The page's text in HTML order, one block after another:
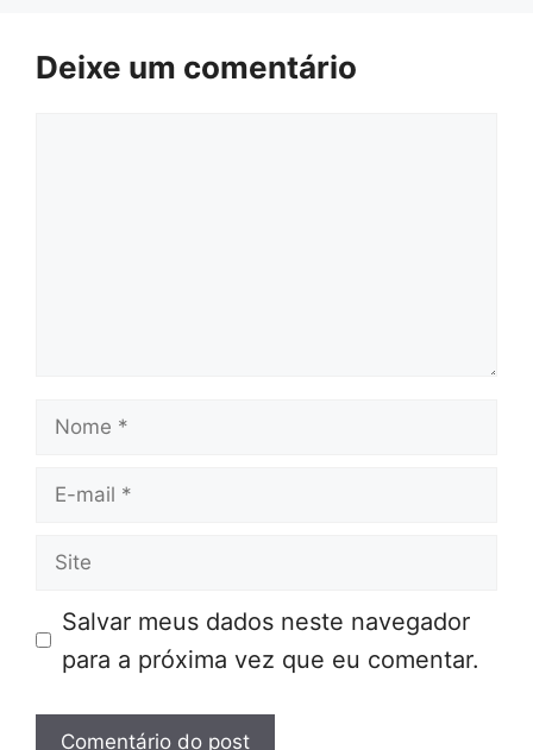
Deixe um comentário
Nome
E-
Site
Salvar meus dados neste navegador
para a próxima vez que eu comentar.